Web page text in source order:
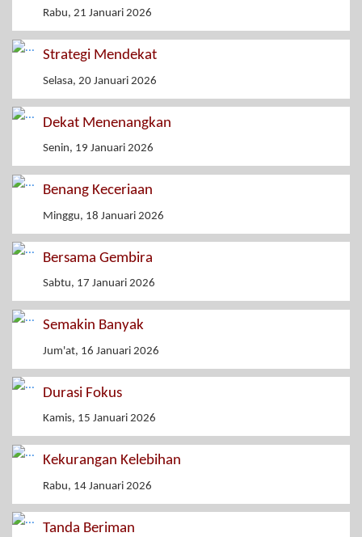
Rabu, 21 Januari 2026
Strategi Mendekat
Selasa, 20 Januari 2026
Dekat Menenangkan
Senin, 19 Januari 2026
Benang Keceriaan
Minggu, 18 Januari 2026
Bersama Gembira
Sabtu, 17 Januari 2026
Semakin Banyak
Jum'at, 16 Januari 2026
Durasi Fokus
Kamis, 15 Januari 2026
Kekurangan Kelebihan
Rabu, 14 Januari 2026
Tanda Beriman